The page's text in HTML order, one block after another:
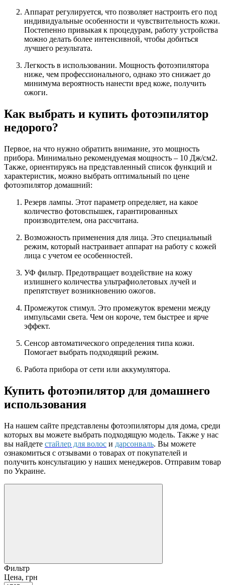
Аппарат регулируется, что позволяет настроить его под
индивидуальные особенности и чувствительность кожи.
Постепенно привыкая к процедурам, работу устройства
можно делать более интенсивной, чтобы добиться
лучшего результата.
Легкость в использовании. Мощность фотоэпилятора
ниже, чем профессионального, однако это снижает до
минимума вероятность нанести вред коже, получить
ожоги.
Как выбрать и купить фотоэпилятор
недорого?
Первое, на что нужно обратить внимание, это мощность
прибора. Минимально рекомендуемая мощность – 10 Дж/см2.
Также, ориентируясь на представленный список функций и
характеристик, можно выбрать оптимальный по цене
фотоэпилятор домашний:
Резерв лампы. Этот параметр определяет, на какое
количество фотовспышек, гарантированных
производителем, она рассчитана.
Возможность применения для лица. Это специальный
режим, который настраивает аппарат на работу с кожей
лица с учетом ее особенностей.
УФ фильтр. Предотвращает воздействие на кожу
излишнего количества ультрафиолетовых лучей и
препятствует возникновению ожогов.
Промежуток стимул. Это промежуток времени между
импульсами света. Чем он короче, тем быстрее и ярче
эффект.
Сенсор автоматического определения типа кожи.
Помогает выбрать подходящий режим.
Работа прибора от сети или аккумулятора.
Купить фотоэпилятор для домашнего
использования
На нашем сайте представлены фотоэпиляторы для дома, среди
которых вы можете выбрать подходящую модель. Также у нас
вы найдете стайлер для волос и дарсонваль. Вы можете
ознакомиться с отзывами о товарах от покупателей и
получить консультацию у наших менеджеров. Отправим товар
по Украине.
Фильтр
Цена, грн